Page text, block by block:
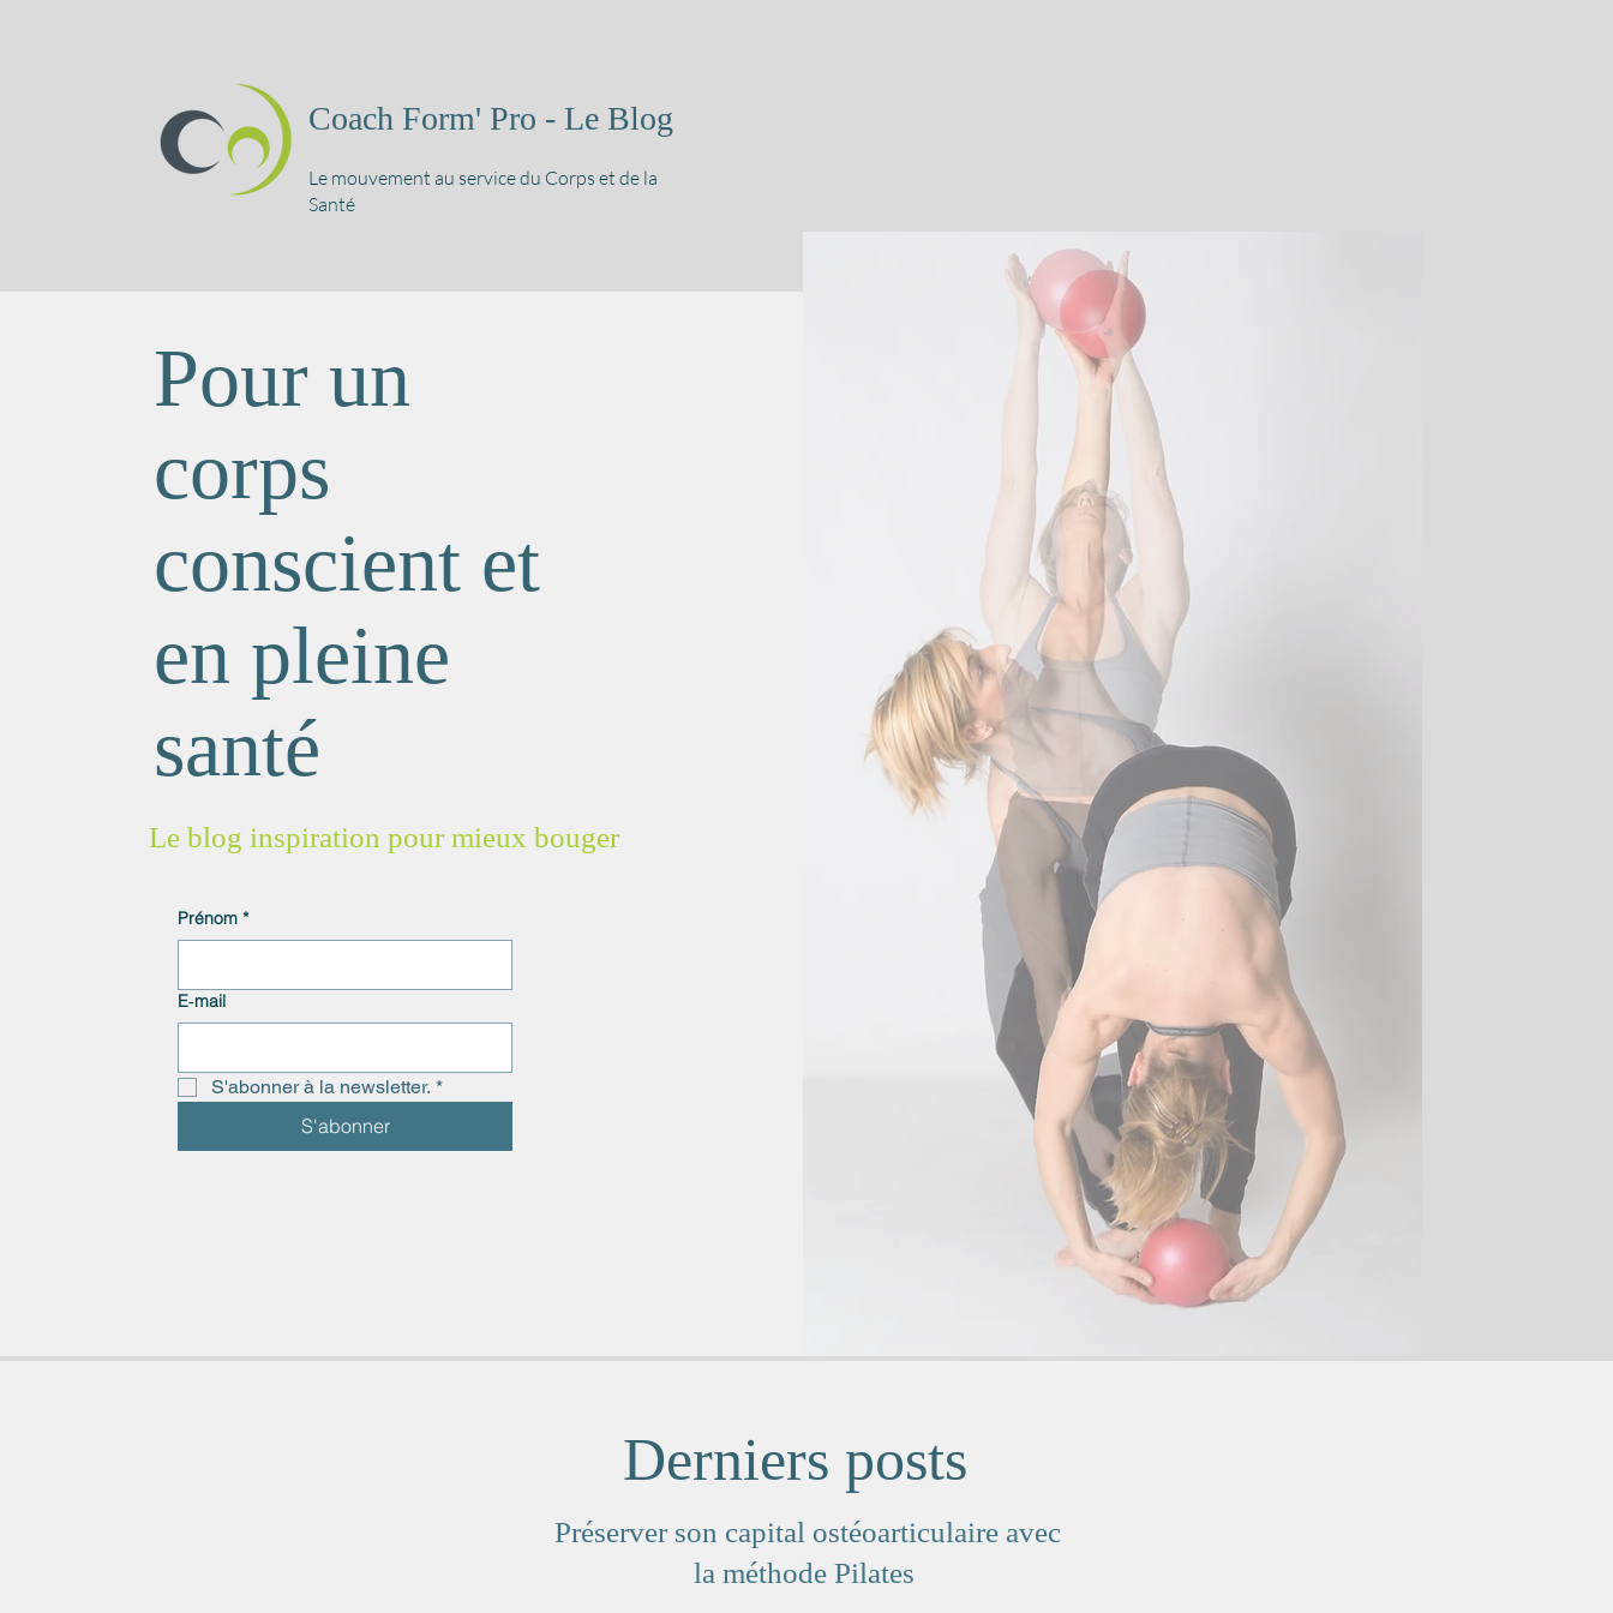
Coach Form' Pro - Le Blog
Le mouvement au service du Corps et de la
Santé
Pour un
corps
conscient et
en pleine
santé
Le blog inspiration pour mieux bouger
Prénom *
E‑mail
S'abonner à la newsletter. *
S'abonner
Derniers posts
Préserver son capital ostéoarticulaire avec
la méthode Pilates